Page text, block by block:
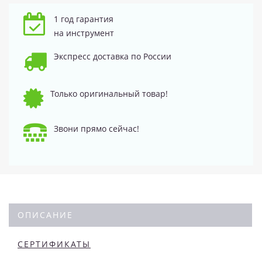
1 год гарантия
на инструмент
Экспресс доставка по России
Только оригинальный товар!
Звони прямо сейчас!
ОПИСАНИЕ
СЕРТИФИКАТЫ